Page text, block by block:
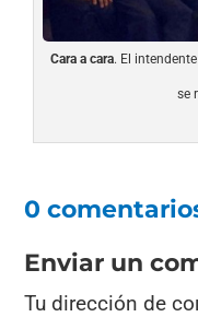
Cara a cara. El
se
0
Enviar un
Tu dirección de